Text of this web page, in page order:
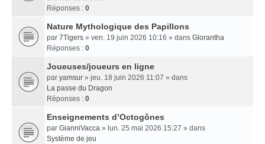
Réponses : 0
Nature Mythologique des Papillons
par 7Tigers » ven. 19 juin 2026 10:16 » dans Glorantha
Réponses : 0
Joueuses/joueurs en ligne
par yamsur » jeu. 18 juin 2026 11:07 » dans
La passe du Dragon
Réponses : 0
Enseignements dʼOctogônes
par GianniVacca » lun. 25 mai 2026 15:27 » dans
Système de jeu